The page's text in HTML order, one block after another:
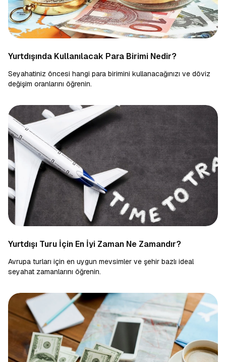
Yurtdışında Kullanılacak Para Birimi Nedir?
Seyahatiniz öncesi hangi para birimini kullanacağınızı ve döviz
değişim oranlarını öğrenin.
Yurtdışı Turu İçin En İyi Zaman Ne Zamandır?
Avrupa turları için en uygun mevsimler ve şehir bazlı ideal
seyahat zamanlarını öğrenin.